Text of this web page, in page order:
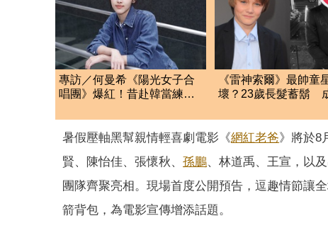
專訪／何曼希《陽光女子合
唱團》爆紅！昔赴韓當練習
《雷神索爾》最帥童
壞？23歲長髮蓄鬍
暑假壓軸黑幫親情輕喜劇電影《網紅老爸》將於8
賢、陳怡佳、張懷秋、 孫鵬、林道禹、王宣，以
團隊齊聚亮相。現場首度公開預告，逗趣情節讓
箭背包，為電影宣傳增添話題。